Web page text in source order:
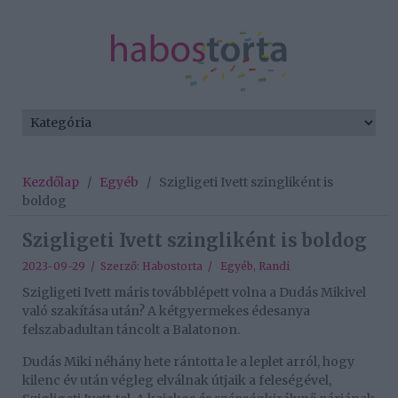
Kezdőlap / Egyéb / Szigligeti Ivett szingliként is
boldog
Szigligeti Ivett szingliként is boldog
2023-09-29 / Szerző: Habostorta / Egyéb, Randi
Szigligeti Ivett máris továbblépett volna a Dudás Mikivel
való szakítása után? A kétgyermekes édesanya
felszabadultan táncolt a Balatonon.
Dudás Miki néhány hete rántotta le a leplet arról, hogy
kilenc év után végleg elválnak útjaik a feleségével,